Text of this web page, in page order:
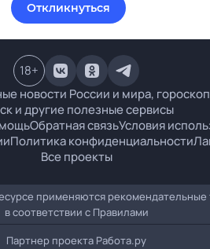
Откликнуться
новости России и мира,
и другие полезные сервисы
Обратная связьУсловия
Политика конфиденциальности
Все проекты
18+
применяются рекомендательные
в соответствии с Правилами
Партнер проекта Работа.ру